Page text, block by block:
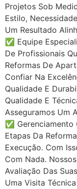
Projetos Sob
Estilo,
Um Resultado
✅ Equipe
De Profissionais
Reformas De
Confiar Na
Qualidade E
Qualidade E
Asseguramos Um
✅ Gerenciamento
Etapas Da
Execução. Com
Com Nada.
Avaliação Das
Uma Visita